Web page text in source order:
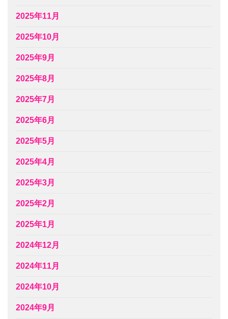
2025年11月
2025年10月
2025年9月
2025年8月
2025年7月
2025年6月
2025年5月
2025年4月
2025年3月
2025年2月
2025年1月
2024年12月
2024年11月
2024年10月
2024年9月